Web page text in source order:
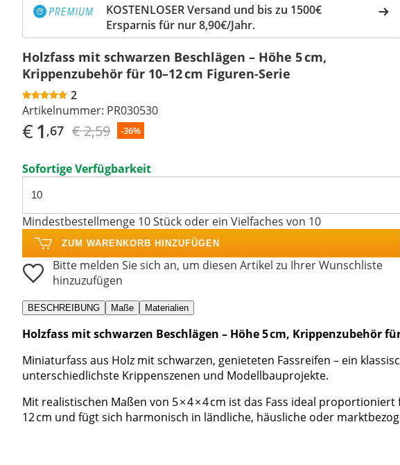
KOSTENLOSER Versand und bis zu 1500€
Ersparnis für nur 8,90€/Jahr.
Holzfass mit schwarzen Beschlägen – Höhe 5 cm,
Krippenzubehör für 10–12 cm Figuren-Serie
2
Artikelnummer: PR030530
€1 ,67 € 2,59 -36%
Sofortige Verfügbarkeit
Mindestbestellmenge 10 Stück oder ein Vielfaches von 10
ZUM WARENKORB HINZUFÜGEN
Bitte melden Sie sich an, um diesen Artikel zu Ihrer Wunschliste
hinzuzufügen
BESCHREIBUNG Maße Materialien
Holzfass mit schwarzen Beschlägen – Höhe 5 cm, Krippenzubehör
Miniaturfass aus Holz mit schwarzen, genieteten Fassreifen – ein
unterschiedlichste Krippenszenen und Modellbauprojekte.
Mit realistischen Maßen von 5 × 4 × 4 cm ist das Fass ideal
12 cm und fügt sich harmonisch in ländliche, häusliche oder